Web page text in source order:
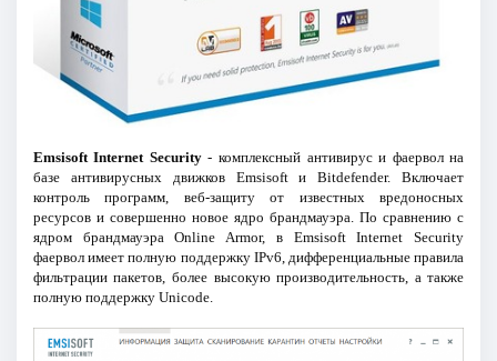
Emsisoft Internet Security- комплексный антивирус и фаервол на
базе антивирусных движков Emsisoft и Bitdefender. Включает
контроль программ, веб-защиту от известных вредоносных
ресурсов и совершенно новое ядро брандмауэра. По сравнению с
ядром брандмауэра Online Armor, в Emsisoft Internet Security
фаервол имеет полную поддержку IPv6, дифференциальные правила
фильтрации пакетов, более высокую производительность, а также
полную поддержку Unicode.